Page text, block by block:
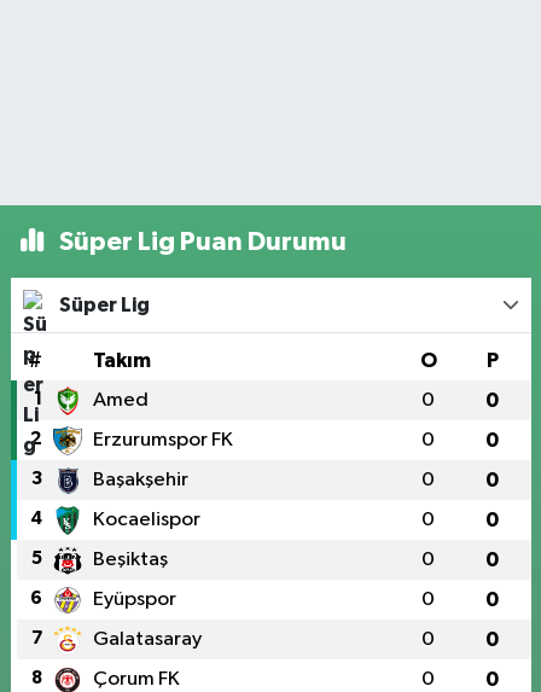
Süper Lig Puan Durumu
Süper Lig
# Takım O P
1 Amed 0 0
2 Erzurumspor FK 0 0
3 Başakşehir 0 0
4 Kocaelispor 0 0
5 Beşiktaş 0 0
6 Eyüpspor 0 0
7 Galatasaray 0 0
8 Çorum FK 0 0